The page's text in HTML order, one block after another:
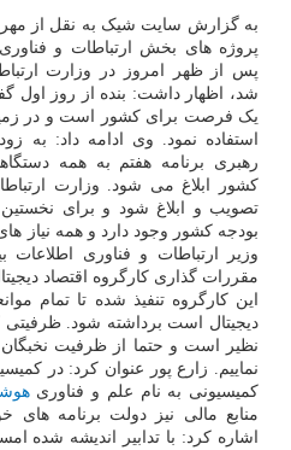
به گزارش سایت شیک به نقل از مهر،
پروژه های بخش ارتباطات و
پس از ظهر امروز در وزارت
شد، اظهار داشت: بنده از روز اول
یک فرصت برای کشور است و در
استفاده نمود. وی ادامه داد: به
رهبری برنامه هفتم به همه
کشور ابلاغ می شود. وزارت
تصویب و ابلاغ شود و برای
بودجه کشور وجود دارد و همه نیاز
وزیر ارتباطات و فناوری اطلاعات
مقررات گذاری کارگروه اقتصاد
این کارگروه تنفیذ شده تا تمام
دیجیتال است برداشته شود.
نظیر است و حتما از ظرفیت
نماییم. زارع پور عنوان کرد: در
کمیسیونی به نام علم و فناوری
منابع مالی نیز دولت برنامه